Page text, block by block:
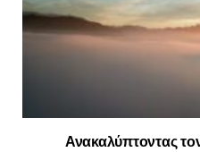
Ανακαλύπτοντας